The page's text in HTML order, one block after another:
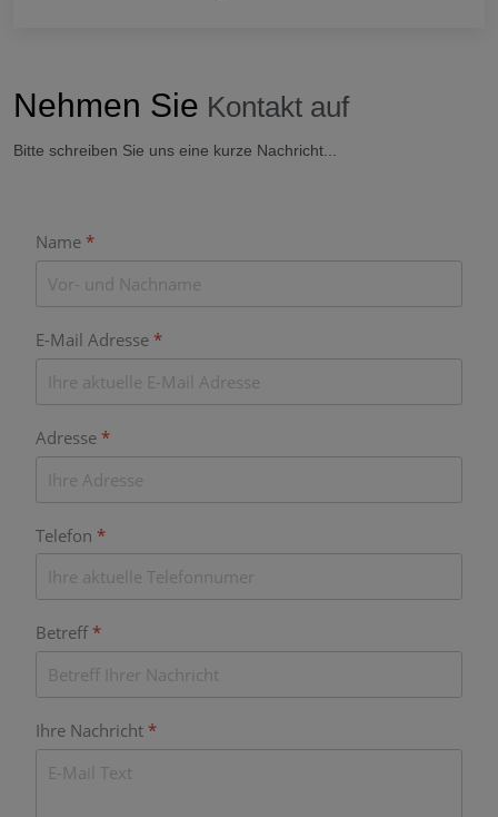
Nehmen Sie Kontakt auf
Bitte schreiben Sie uns eine kurze Nachricht...
Name *
E-Mail Adresse *
Adresse *
Telefon *
Betreff *
Ihre Nachricht *